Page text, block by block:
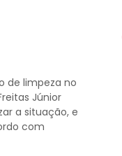
de limpeza no
Júnior
a situação, e
com